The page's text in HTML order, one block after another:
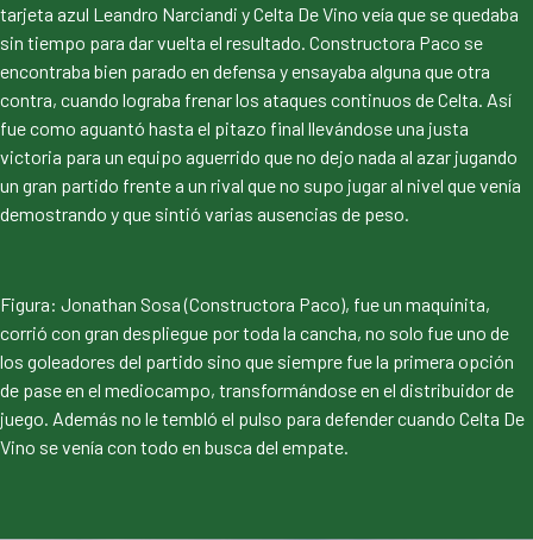
tarjeta azul Leandro Narciandi y Celta De Vino veía que se quedaba
sin tiempo para dar vuelta el resultado. Constructora Paco se
encontraba bien parado en defensa y ensayaba alguna que otra
contra, cuando lograba frenar los ataques continuos de Celta. Así
fue como aguantó hasta el pitazo final llevándose una justa
victoria para un equipo aguerrido que no dejo nada al azar jugando
un gran partido frente a un rival que no supo jugar al nivel que venía
demostrando y que sintió varias ausencias de peso.
Figura: Jonathan Sosa (Constructora Paco), fue un maquinita,
corrió con gran despliegue por toda la cancha, no solo fue uno de
los goleadores del partido sino que siempre fue la primera opción
de pase en el mediocampo, transformándose en el distribuidor de
juego. Además no le tembló el pulso para defender cuando Celta De
Vino se venía con todo en busca del empate.